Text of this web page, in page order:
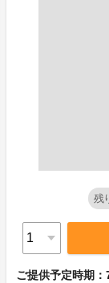
残
ご提供予定時期